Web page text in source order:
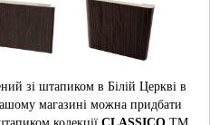
зі штапиком в Білій Церкві в
магазині можна придбати